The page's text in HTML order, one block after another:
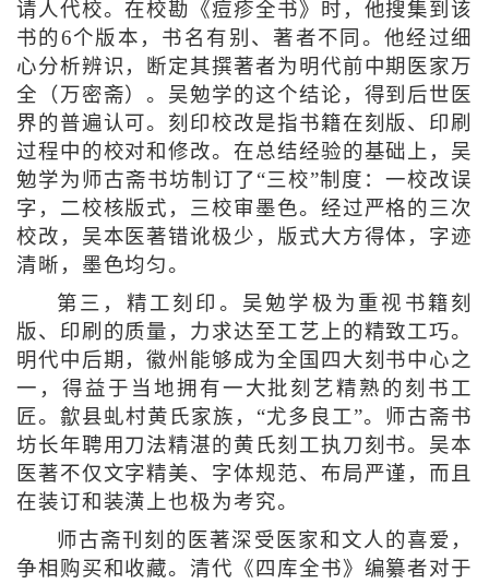
请人代校。在校勘《痘疹全书》时，他搜集到该
书的6个版本，书名有别、著者不同。他经过细
心分析辨识，断定其撰著者为明代前中期医家万
全（万密斋）。吴勉学的这个结论，得到后世医
界的普遍认可。刻印校改是指书籍在刻版、印刷
过程中的校对和修改。在总结经验的基础上，吴
勉学为师古斋书坊制订了“三校”制度：一校改误
字，二校核版式，三校审墨色。经过严格的三次
校改，吴本医著错讹极少，版式大方得体，字迹
清晰，墨色均匀。
第三，精工刻印。吴勉学极为重视书籍刻
版、印刷的质量，力求达至工艺上的精致工巧。
明代中后期，徽州能够成为全国四大刻书中心之
一，得益于当地拥有一大批刻艺精熟的刻书工
匠。歙县虬村黄氏家族，“尤多良工”。师古斋书
坊长年聘用刀法精湛的黄氏刻工执刀刻书。吴本
医著不仅文字精美、字体规范、布局严谨，而且
在装订和装潢上也极为考究。
师古斋刊刻的医著深受医家和文人的喜爱，
争相购买和收藏。清代《四库全书》编纂者对于